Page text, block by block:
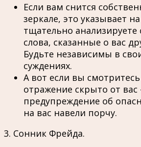
Если вам снится
зеркале, это указывает
тщательно анализируете
слова, сказанные о вас
Будьте независимы в
суждениях.
А вот если вы
отражение скрыто от
предупреждение об
на вас навели порчу.
3. Сонник Фрейда.